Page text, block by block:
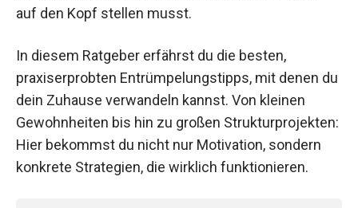
auf den Kopf stellen musst.
In diesem Ratgeber erfährst du die besten,
praxiserprobten Entrümpelungstipps, mit denen du
dein Zuhause verwandeln kannst. Von kleinen
Gewohnheiten bis hin zu großen Strukturprojekten:
Hier bekommst du nicht nur Motivation, sondern
konkrete Strategien, die wirklich funktionieren.